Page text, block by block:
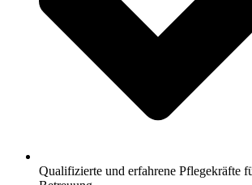
Qualifizierte und erfahrene Pflegekräfte